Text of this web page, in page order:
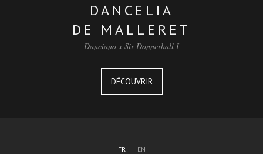
DANCELIA
DE MALLERET
Danciano x Sir Donnerhall I
DÉCOUVRIR
FR EN